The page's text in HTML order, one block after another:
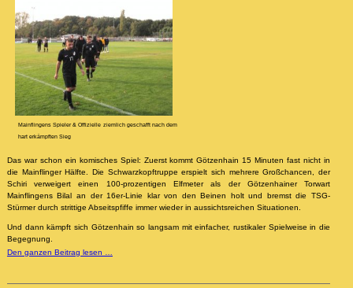
Mainflingens Spieler & Offizielle ziemlich geschafft nach dem
hart erkämpften Sieg
Das war schon ein komisches Spiel: Zuerst kommt Götzenhain 15 Minuten fast nicht in
die Mainflinger Hälfte. Die Schwarzkopftruppe erspielt sich mehrere Großchancen, der
Schiri verweigert einen 100-prozentigen Elfmeter als der Götzenhainer Torwart
Mainflingens Bilal an der 16er-Linie klar von den Beinen holt und bremst die TSG-
Stürmer durch strittige Abseitspfiffe immer wieder in aussichtsreichen Situationen.
Und dann kämpft sich Götzenhain so langsam mit einfacher, rustikaler Spielweise in die
Begegnung.
Den ganzen Beitrag lesen …